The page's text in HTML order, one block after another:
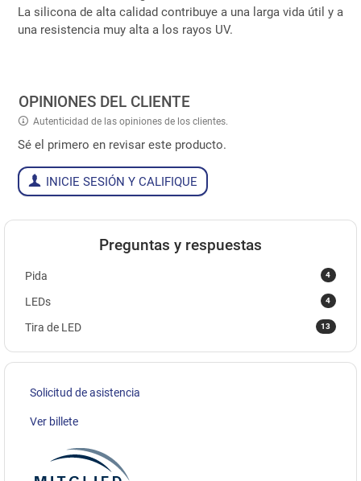
La silicona de alta calidad contribuye a una larga vida útil y a
una resistencia muy alta a los rayos UV.
OPINIONES DEL CLIENTE
Autenticidad de las opiniones de los clientes.
Sé el primero en revisar este producto.
INICIE SESIÓN Y CALIFIQUE
Preguntas y respuestas
4
Pida
4
LEDs
13
Tira de LED
Solicitud de asistencia
Ver billete